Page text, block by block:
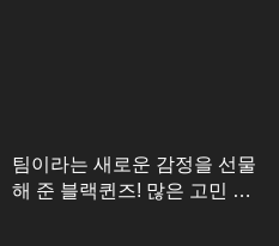
팀이라는 새로운 감정을 선물
해 준 블랙퀸즈! 많은 고민 끝